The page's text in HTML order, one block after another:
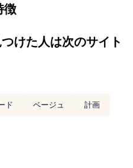
徴
けた人は次のサイト
ド ベージュ
計画